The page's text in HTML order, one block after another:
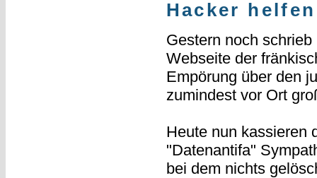
Hacker
Gestern noch
Webseite der
Empörung über den
zumindest vor Ort
Heute nun kassieren
"Datenantifa"
bei dem nichts